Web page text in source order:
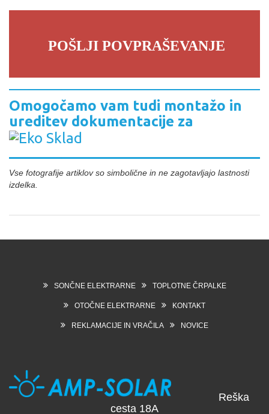
POŠLJI POVPRAŠEVANJE
Omogočamo vam tudi montažo in
ureditev dokumentacije za
Vse fotografije artiklov so simbolične in ne zagotavljajo lastnosti
izdelka.
SONČNE ELEKTRARNE TOPLOTNE ČRPALKE
OTOČNE ELEKTRARNE KONTAKT
REKLAMACIJE IN VRAČILA NOVICE
Reška
cesta 18A